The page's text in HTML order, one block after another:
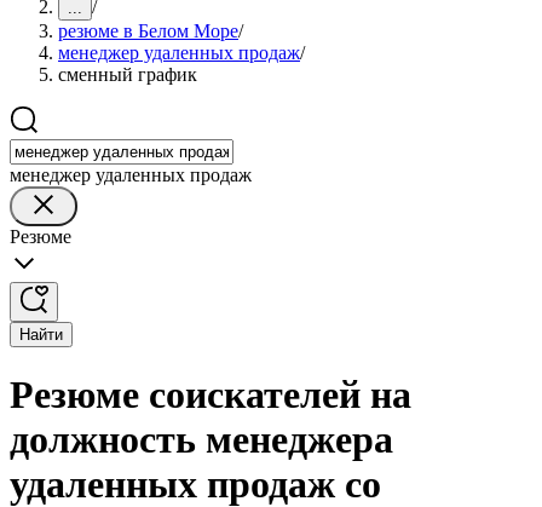
... /
резюме в Белом Море/
менеджер удаленных продаж/
сменный график
менеджер удаленных продаж
Резюме
Найти
Резюме соискателей на
должность менеджера
удаленных продаж со